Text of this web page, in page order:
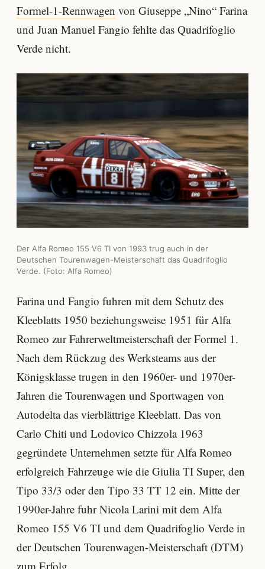
Formel-1-Rennwagen von Giuseppe „Nino“ Farina
und Juan Manuel Fangio fehlte das Quadrifoglio
Verde nicht.
Der Alfa Romeo 155 V6 TI von 1993 trug auch in der
Deutschen Tourenwagen-Meisterschaft das Quadrifoglio
Verde. (Foto: Alfa Romeo)
Farina und Fangio fuhren mit dem Schutz des
Kleeblatts 1950 beziehungsweise 1951 für Alfa
Romeo zur Fahrerweltmeisterschaft der Formel 1.
Nach dem Rückzug des Werksteams aus der
Königsklasse trugen in den 1960er- und 1970er-
Jahren die Tourenwagen und Sportwagen von
Autodelta das vierblättrige Kleeblatt. Das von
Carlo Chiti und Lodovico Chizzola 1963
gegründete Unternehmen setzte für Alfa Romeo
erfolgreich Fahrzeuge wie die Giulia TI Super, den
Tipo 33/3 oder den Tipo 33 TT 12 ein. Mitte der
1990er-Jahre fuhr Nicola Larini mit dem Alfa
Romeo 155 V6 TI und dem Quadrifoglio Verde in
der Deutschen Tourenwagen-Meisterschaft (DTM)
zum Erfolg.